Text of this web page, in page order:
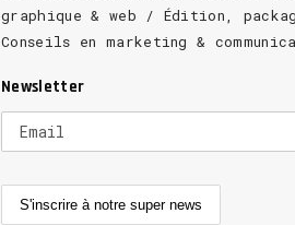
graphique & web / Édition,
Conseils en marketing &
Newsletter